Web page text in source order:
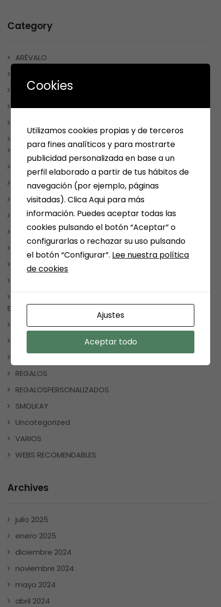
Category
ARÉVALO
BONO CULTURAL
ESCRITORES MEDINENSES Y AFINES
CUADERNOS DE VACACIONES
LIBROS DE COCINA
LIBROS DE TEXTO
LIBROS INFANTILES Y JUVENILES
LITERATURA FANTÁSTICA
LITERATURA ROMÁNTICA
MANGA Y COMIC
TAUROMAQUIA
ESPECIALES
NUESTRAS SELECCIONES POR TEMAS
REGALOS
REGALOSPERSONALIZADOS
SMOLKAY
Uncategorized
VARIOS
WEBS RECOMENDABLES
Archives
julio 2025
enero 2025
diciembre 2024
noviembre 2024
mayo 2024
abril 2024
Cookies
Utilizamos cookies propias y de terceros
para fines analíticos y para mostrarte
publicidad personalizada en base a un
perfil elaborado a partir de tus hábitos de
navegación (por ejemplo, páginas
visitadas). Clica Aqui para más
información. Puedes aceptar todas las
cookies pulsando el botón “Aceptar” o
configurarlas o rechazar su uso pulsando
el botón “Configurar”. Lee nuestra política
de cookies
Ajustes
Aceptar todo